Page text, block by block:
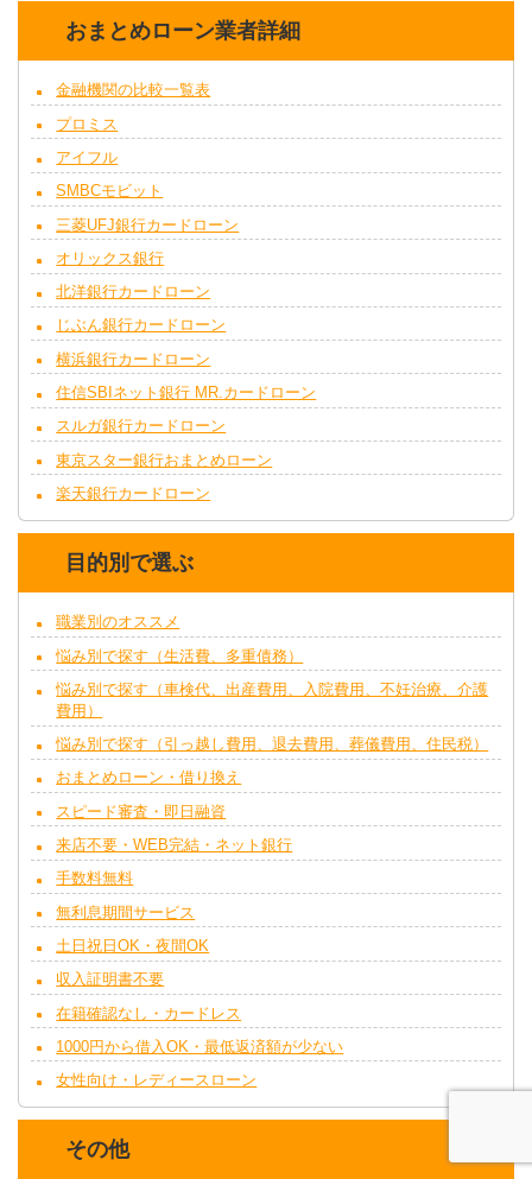
おまとめローン業者詳細
金融機関の比較一覧表
プロミス
アイフル
SMBCモビット
三菱UFJ銀行カードローン
オリックス銀行
北洋銀行カードローン
じぶん銀行カードローン
横浜銀行カードローン
住信SBIネット銀行 MR.カードローン
スルガ銀行カードローン
東京スター銀行おまとめローン
楽天銀行カードローン
目的別で選ぶ
職業別のオススメ
悩み別で探す（生活費、多重債務）
悩み別で探す（車検代、出産費用、入院費用、不妊治療、介護
費用）
悩み別で探す（引っ越し費用、退去費用、葬儀費用、住民税）
おまとめローン・借り換え
スピード審査・即日融資
来店不要・WEB完結・ネット銀行
手数料無料
無利息期間サービス
土日祝日OK・夜間OK
収入証明書不要
在籍確認なし・カードレス
1000円から借入OK・最低返済額が少ない
女性向け・レディースローン
その他